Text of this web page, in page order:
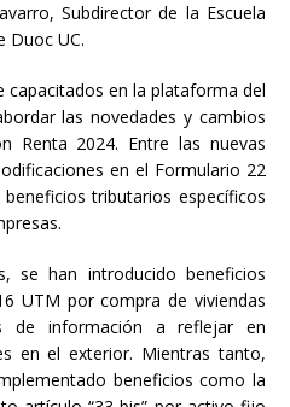
Subdirector de la Escuela
Duoc UC.
capacitados en la plataforma del
las novedades y cambios
Renta 2024. Entre las nuevas
en el Formulario 22
tributarios específicos
se han introducido beneficios
UTM por compra de viviendas
de información a reflejar en
en el exterior. Mientras tanto,
beneficios como la